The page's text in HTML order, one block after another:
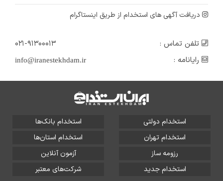
دریافت آگهی های استخدام از طریق اینستاگرام
تلفن تماس :
۰۲۱-۹۱۳۰۰۰۱۳
رایانامه :
info@iranestekhdam.ir
استخدام دولتی
استخدام بانک‌ها
استخدام تهران
استخدام استان‌ها
رزومه ساز
آزمون آنلاین
استخدام جدید
شرکت‌های معتبر